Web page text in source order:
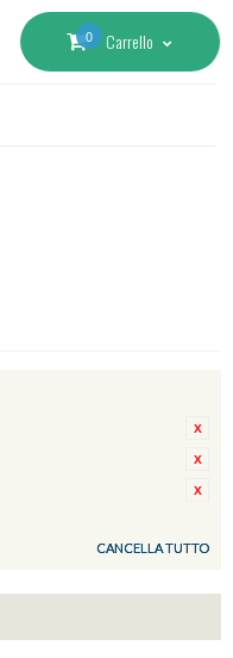
0 Carrello
CANCELLA TUTTO